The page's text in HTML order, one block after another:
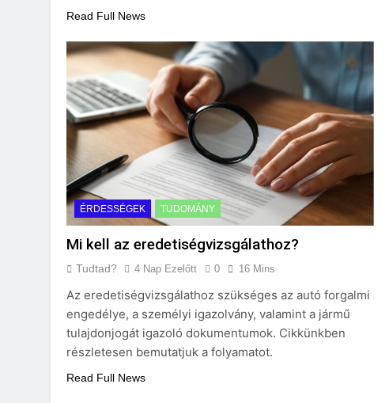
Read Full News
ÉRDESSÉGEK TUDOMÁNY
Mi kell az eredetiségvizsgálathoz?
Tudtad? 4 Nap Ezelőtt 0 16 Mins
Az eredetiségvizsgálathoz szükséges az autó forgalmi
engedélye, a személyi igazolvány, valamint a jármű
tulajdonjogát igazoló dokumentumok. Cikkünkben
részletesen bemutatjuk a folyamatot.
Read Full News